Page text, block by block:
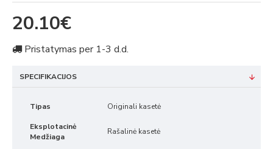
20.10€
Pristatymas per 1-3 d.d.
SPECIFIKACIJOS
Tipas Originali kasetė
Eksplotacinė
Medžiaga
Rašalinė kasetė